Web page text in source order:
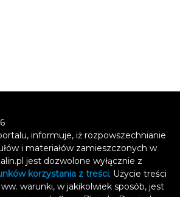
informuje, iż rozpowszechnianie
i materiałów zamieszczonych w
jest dozwolone wyłącznie z
korzystania z treści. Użycie treści
warunki, w jakikolwiek sposób, jest
zgody firmy Plejada. Dowiedz
uzyskać